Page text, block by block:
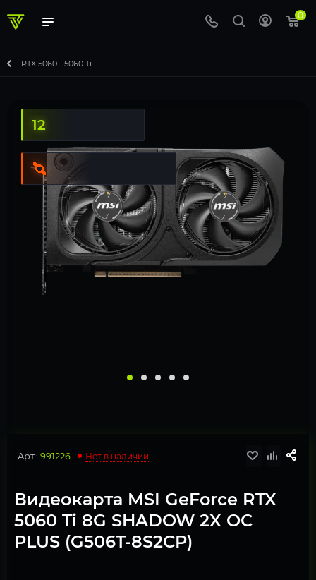
0
RTX 5060 - 5060 Ti
Арт.: 991226 Нет в наличии
Видеокарта MSI GeForce RTX
5060 Ti 8G SHADOW 2X OC
PLUS (G506T-8S2CP)